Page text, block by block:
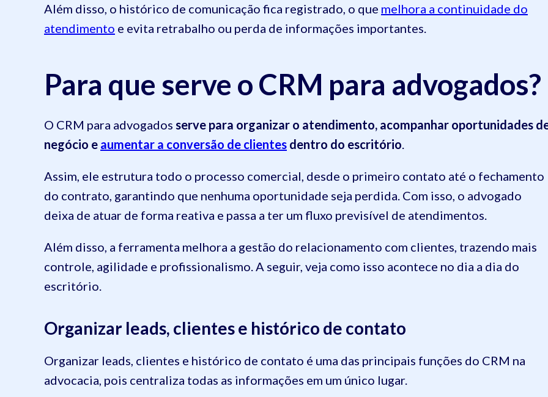
Além disso, o histórico de comunicação fica registrado, o que melhora a continuidade do
atendimento e evita retrabalho ou perda de informações importantes.
Para que serve o CRM para advogados?
O CRM para advogados serve para organizar o atendimento, acompanhar oportunidades
negócio e aumentar a conversão de clientes dentro do escritório
Assim, ele estrutura todo o processo comercial, desde o primeiro contato até o fechamento
do contrato, garantindo que nenhuma oportunidade seja perdida. Com isso, o advogado
deixa de atuar de forma reativa e passa a ter um fluxo previsível de atendimentos.
Além disso, a ferramenta melhora a gestão do relacionamento com clientes, trazendo mais
controle, agilidade e profissionalismo. A seguir, veja como isso acontece no dia a dia do
escritório.
Organizar leads, clientes e histórico de contato
Organizar leads, clientes e histórico de contato é uma das principais funções do CRM na
advocacia, pois centraliza todas as informações em um único lugar.